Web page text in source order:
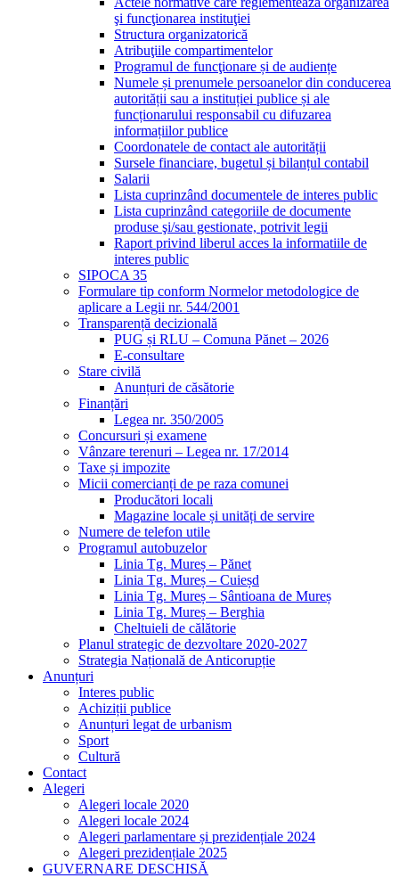
şi funcţionarea instituţiei
Structura organizatorică
Atribuţiile compartimentelor
Programul de funcţionare și de audiențe
Numele și prenumele persoanelor din conducerea
autorității sau a instituției publice și ale
funcționarului responsabil cu difuzarea
informațiilor publice
Coordonatele de contact ale autorității
Sursele financiare, bugetul și bilanțul contabil
Salarii
Lista cuprinzând documentele de interes public
Lista cuprinzând categoriile de documente
produse şi/sau gestionate, potrivit legii
Raport privind liberul acces la informatiile de
interes public
SIPOCA 35
Formulare tip conform Normelor metodologice de
aplicare a Legii nr. 544/2001
Transparență decizională
PUG și RLU – Comuna Pănet – 2026
E-consultare
Stare civilă
Anunțuri de căsătorie
Finanțări
Legea nr. 350/2005
Concursuri și examene
Vânzare terenuri – Legea nr. 17/2014
Taxe și impozite
Micii comercianți de pe raza comunei
Producători locali
Magazine locale și unități de servire
Numere de telefon utile
Programul autobuzelor
Linia Tg. Mureș – Pănet
Linia Tg. Mureș – Cuieșd
Linia Tg. Mureș – Sântioana de Mureș
Linia Tg. Mureș – Berghia
Cheltuieli de călătorie
Planul strategic de dezvoltare 2020-2027
Strategia Națională de Anticorupție
Anunțuri
Interes public
Achiziții publice
Anunțuri legat de urbanism
Sport
Cultură
Contact
Alegeri
Alegeri locale 2020
Alegeri locale 2024
Alegeri parlamentare și prezidențiale 2024
Alegeri prezidențiale 2025
GUVERNARE DESCHISĂ